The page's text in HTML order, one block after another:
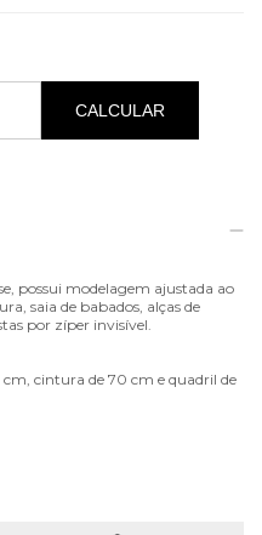
ALTERAR CEP
CALCULAR
possui modelagem ajustada ao
saia de babados, alças de
por zíper invisível.
cintura de 70 cm e quadril de